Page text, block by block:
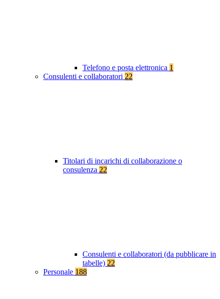
Telefono e posta elettronica 1
Consulenti e collaboratori 22
Titolari di incarichi di collaborazione o
consulenza 22
Consulenti e collaboratori (da pubblicare in
tabelle) 22
Personale 188